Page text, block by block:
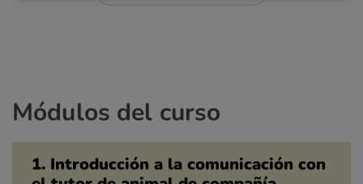
Módulos del curso
1. Introducción a la comunicación con